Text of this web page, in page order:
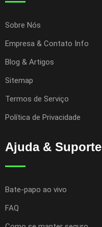
Sobre Nós
Empresa & Contato Info
Blog & Artigos
Sitemap
Termos de Serviço
Política de Privacidade
Ajuda & Suporte
Bate-papo ao vivo
FAQ